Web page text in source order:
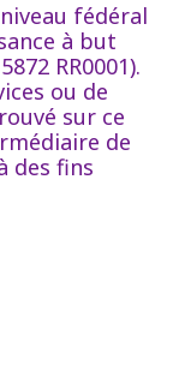
fédéral
à but
RR0001).
ou de
sur ce
de
des fins